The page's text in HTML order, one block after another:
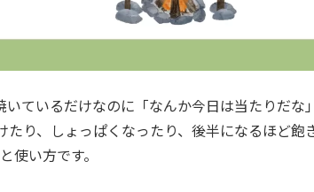
いているだけなのに「なんか今日は当たりだな
たり、しょっぱくなったり、後半になるほど飽
使い方です。